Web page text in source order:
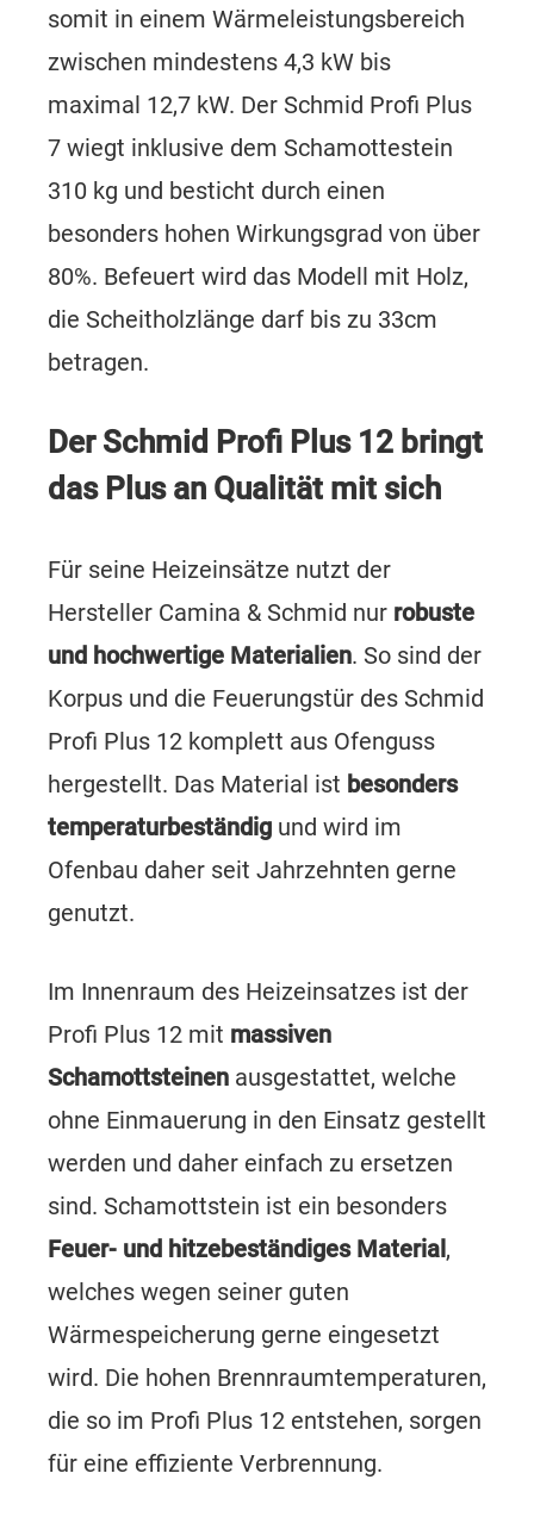
somit in einem Wärmeleistungsbereich
zwischen mindestens 4,3 kW bis
maximal 12,7 kW. Der Schmid Profi Plus
7 wiegt inklusive dem Schamottestein
310 kg und besticht durch einen
besonders hohen Wirkungsgrad von über
80%. Befeuert wird das Modell mit Holz,
die Scheitholzlänge darf bis zu 33cm
betragen.
Der Schmid Profi Plus 12 bringt
das Plus an Qualität mit sich
Für seine Heizeinsätze nutzt der
Hersteller Camina & Schmid nur robuste
und hochwertige Materialien. So sind der
Korpus und die Feuerungstür des Schmid
Profi Plus 12 komplett aus Ofenguss
hergestellt. Das Material ist besonders
temperaturbeständig und wird im
Ofenbau daher seit Jahrzehnten gerne
genutzt.
Im Innenraum des Heizeinsatzes ist der
Profi Plus 12 mit massiven
Schamottsteinen ausgestattet, welche
ohne Einmauerung in den Einsatz gestellt
werden und daher einfach zu ersetzen
sind. Schamottstein ist ein besonders
Feuer- und hitzebeständiges Material,
welches wegen seiner guten
Wärmespeicherung gerne eingesetzt
wird. Die hohen Brennraumtemperaturen,
die so im Profi Plus 12 entstehen, sorgen
für eine effiziente Verbrennung.